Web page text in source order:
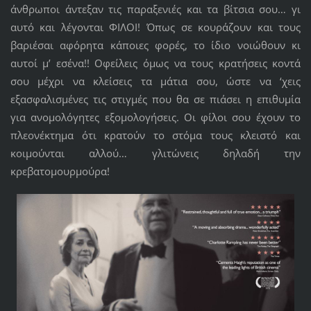
άνθρωποι άντεξαν τις παραξενιές και τα βίτσια σου… γι
αυτό και λέγονται ΦΙΛΟΙ! Όπως σε κουράζουν και τους
βαριέσαι αφόρητα κάποιες φορές, το ίδιο νοιώθουν κι
αυτοί μ’ εσένα!! Οφείλεις όμως να τους κρατήσεις κοντά
σου μέχρι να κλείσεις τα μάτια σου, ώστε να ‘χεις
εξασφαλισμένες τις στιγμές που θα σε πιάσει η επιθυμία
για ανομολόγητες εξομολογήσεις. Οι φίλοι σου έχουν το
πλεονέκτημα ότι κρατούν το στόμα τους κλειστό και
κοιμούνται αλλού… γλιτώνεις δηλαδή την
κρεβατομουρμούρα!